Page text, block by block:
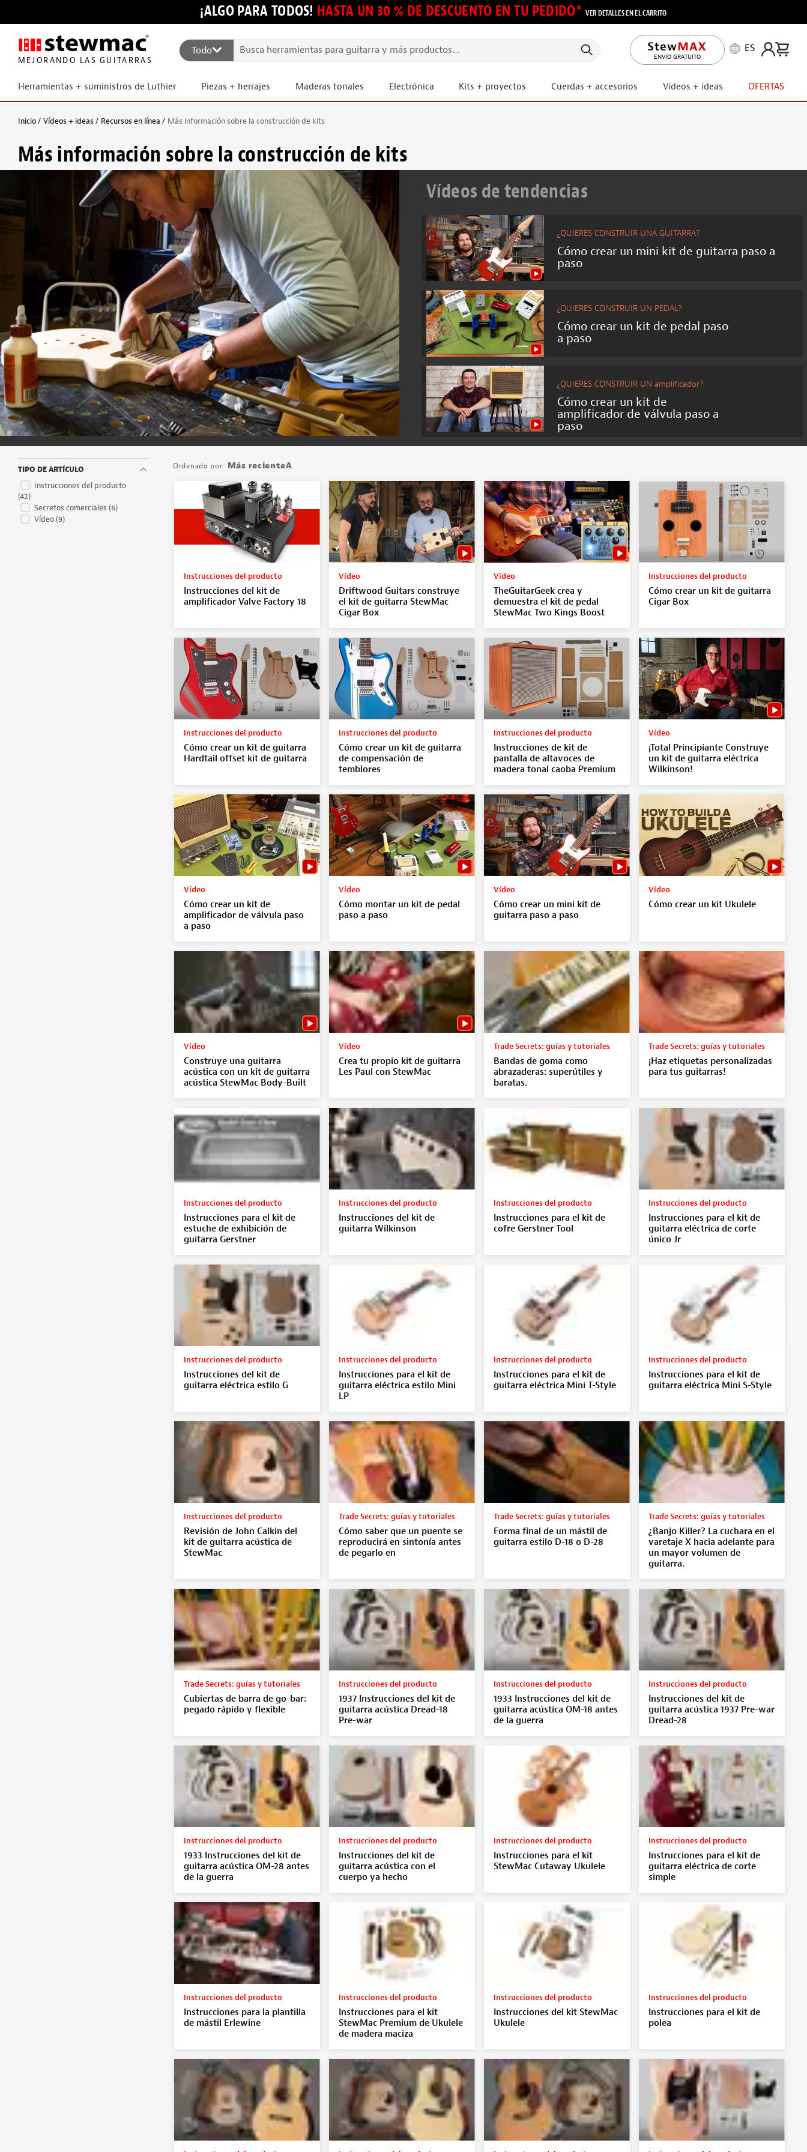
¡ALGO PARA TODOS! HASTA UN 30 % DE DESCUENTO EN TU PEDIDO*VER DETALLES EN EL CARRITO
MEJORANDO LAS GUITARRAS
Todo
ENVÍO GRATUITO
ES
Herramientas + suministros de Luthier Piezas + herrajes Maderas tonales Electrónica Kits + proyectos Cuerdas + accesorios Vídeos + ideas OFERTAS
Inicio Vídeos + ideas Recursos en línea Más información sobre la construcción de kits
Más información sobre la construcción de kits
Vídeos de tendencias
¿QUIERES CONSTRUIR UNA GUITARRA?
Cómo crear un mini kit de guitarra paso a
paso
¿QUIERES CONSTRUIR UN PEDAL?
Cómo crear un kit de pedal paso
a paso
¿QUIERES CONSTRUIR UN amplificador?
Cómo crear un kit de
amplificador de válvula paso a
paso
TIPO DE ARTÍCULO
Instrucciones del producto
(42)
Secretos comerciales (6)
Vídeo(9)
Más recienteA
Instrucciones del producto
Instrucciones del kit de
amplificador Valve Factory 18
Vídeo
Driftwood Guitars construye
el kit de guitarra StewMac
Cigar Box
Vídeo
TheGuitarGeek crea y
demuestra el kit de pedal
StewMac Two Kings Boost
Instrucciones del producto
Cómo crear un kit de guitarra
Cigar Box
Instrucciones del producto
Cómo crear un kit de guitarra
Hardtail offset kit de guitarra
Instrucciones del producto
Cómo crear un kit de guitarra
de compensación de
temblores
Instrucciones del producto
Instrucciones de kit de
pantalla de altavoces de
madera tonal caoba Premium
Vídeo
¡Total Principiante Construye
un kit de guitarra eléctrica
Wilkinson!
Vídeo
Cómo crear un kit de
amplificador de válvula paso
a paso
Vídeo
Cómo montar un kit de pedal
paso a paso
Vídeo
Cómo crear un mini kit de
guitarra paso a paso
Vídeo
Cómo crear un kit Ukulele
Vídeo
Construye una guitarra
acústica con un kit de guitarra
acústica StewMac Body-Built
Vídeo
Crea tu propio kit de guitarra
Les Paul con StewMac
Trade Secrets: guías y tutoriales
Bandas de goma como
abrazaderas: superútiles y
baratas.
Trade Secrets: guías y tutoriales
¡Haz etiquetas personalizadas
para tus guitarras!
Instrucciones del producto
Instrucciones para el kit de
estuche de exhibición de
guitarra Gerstner
Instrucciones del producto
Instrucciones del kit de
guitarra Wilkinson
Instrucciones del producto
Instrucciones para el kit de
cofre Gerstner Tool
Instrucciones del producto
Instrucciones para el kit de
guitarra eléctrica de corte
único Jr
Instrucciones del producto
Instrucciones del kit de
guitarra eléctrica estilo G
Instrucciones del producto
Instrucciones para el kit de
guitarra eléctrica estilo Mini
LP
Instrucciones del producto
Instrucciones para el kit de
guitarra eléctrica Mini T-Style
Instrucciones del producto
Instrucciones para el kit de
guitarra eléctrica Mini S-Style
Instrucciones del producto
Revisión de John Calkin del
kit de guitarra acústica de
StewMac
Trade Secrets: guías y tutoriales
Cómo saber que un puente se
reproducirá en sintonía antes
de pegarlo en
Trade Secrets: guías y tutoriales
Forma final de un mástil de
guitarra estilo D-18 o D-28
Trade Secrets: guías y tutoriales
¿Banjo Killer? La cuchara en el
varetaje X hacia adelante para
un mayor volumen de
guitarra.
Trade Secrets: guías y tutoriales
Cubiertas de barra de go-bar:
pegado rápido y flexible
Instrucciones del producto
1937 Instrucciones del kit de
guitarra acústica Dread-18
Pre-war
Instrucciones del producto
1933 Instrucciones del kit de
guitarra acústica OM-18 antes
de la guerra
Instrucciones del producto
Instrucciones del kit de
guitarra acústica 1937 Pre-war
Dread-28
Instrucciones del producto
1933 Instrucciones del kit de
guitarra acústica OM-28 antes
de la guerra
Instrucciones del producto
Instrucciones del kit de
guitarra acústica con el
cuerpo ya hecho
Instrucciones del producto
Instrucciones para el kit
StewMac Cutaway Ukulele
Instrucciones del producto
Instrucciones para el kit de
guitarra eléctrica de corte
simple
Instrucciones del producto
Instrucciones para la plantilla
de mástil Erlewine
Instrucciones del producto
Instrucciones para el kit
StewMac Premium de Ukulele
de madera maciza
Instrucciones del producto
Instrucciones del kit StewMac
Ukulele
Instrucciones del producto
Instrucciones para el kit de
polea